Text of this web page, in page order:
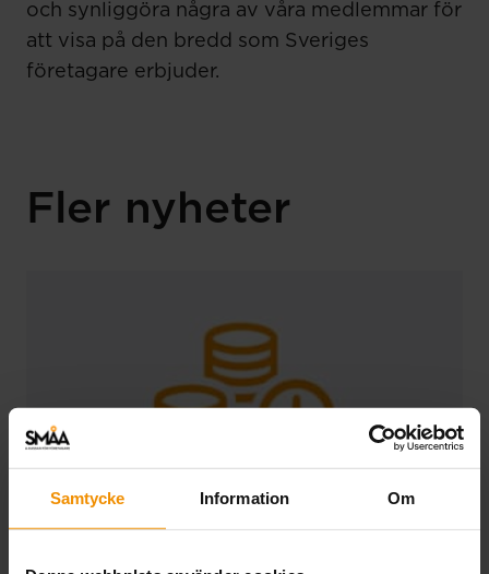
Samtycke Information Om
och synliggöra några av våra medlemmar för
att visa på den bredd som Sveriges
företagare erbjuder.
Fler nyheter
Extra utbetalning 27 juli.